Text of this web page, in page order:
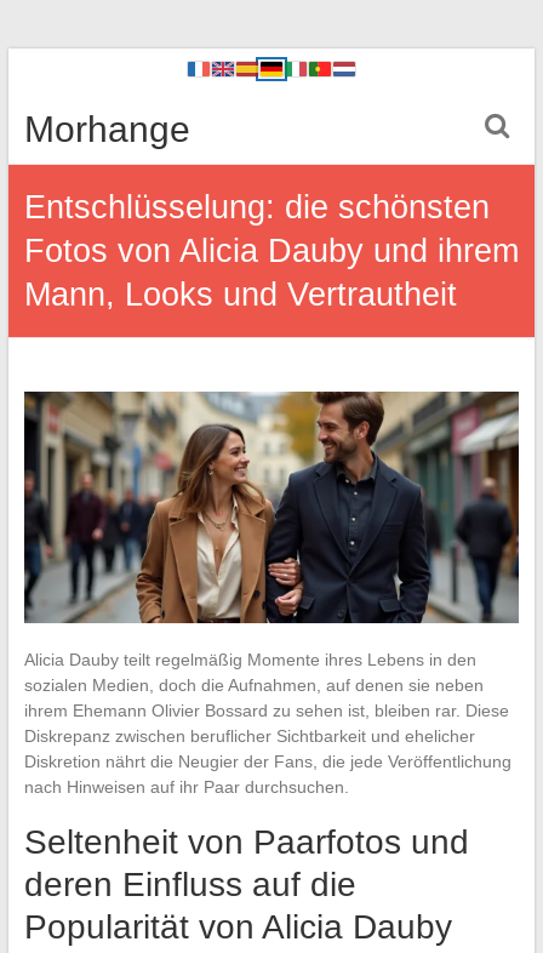
Morhange
Entschlüsselung: die schönsten
Fotos von Alicia Dauby und ihrem
Mann, Looks und Vertrautheit
Alicia Dauby teilt regelmäßig Momente ihres Lebens in den
sozialen Medien, doch die Aufnahmen, auf denen sie neben
ihrem Ehemann Olivier Bossard zu sehen ist, bleiben rar. Diese
Diskrepanz zwischen beruflicher Sichtbarkeit und ehelicher
Diskretion nährt die Neugier der Fans, die jede Veröffentlichung
nach Hinweisen auf ihr Paar durchsuchen.
Seltenheit von Paarfotos und
deren Einfluss auf die
Popularität von Alicia Dauby